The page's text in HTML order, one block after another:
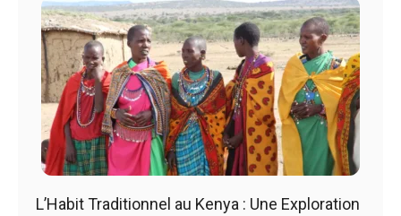
L’Habit Traditionnel au Kenya : Une Exploration